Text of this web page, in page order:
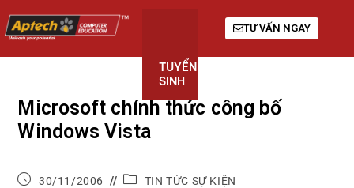
TUYỂN
SINH
TƯ VẤN NGAY
Microsoft chính thức công bố
Windows Vista
30/11/2006 TIN TỨC SỰ KIỆN